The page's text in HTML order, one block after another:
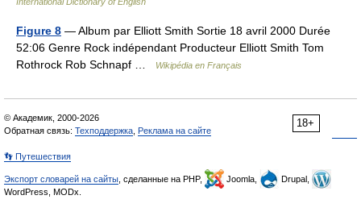
Figure 8 — Album par Elliott Smith Sortie 18 avril 2000 Durée
52:06 Genre Rock indépendant Producteur Elliott Smith Tom
Rothrock Rob Schnapf …
Wikipédia en Français
18+
© Академик, 2000-2026
Обратная связь: Техподдержка Реклама на сайте
👣 Путешествия
Экспорт словарей на сайты , сделанные на PHP, Joomla,
Drupal,
WordPress, MODx.